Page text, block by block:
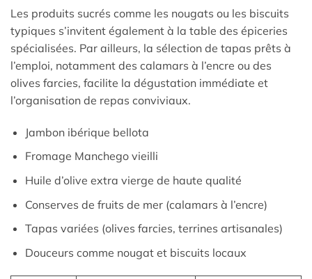
Les produits sucrés comme les nougats ou les biscuits
typiques s’invitent également à la table des épiceries
spécialisées. Par ailleurs, la sélection de tapas prêts à
l’emploi, notamment des calamars à l’encre ou des
olives farcies, facilite la dégustation immédiate et
l’organisation de repas conviviaux.
Jambon ibérique bellota
Fromage Manchego vieilli
Huile d’olive extra vierge de haute qualité
Conserves de fruits de mer (calamars à l’encre)
Tapas variées (olives farcies, terrines artisanales)
Douceurs comme nougat et biscuits locaux